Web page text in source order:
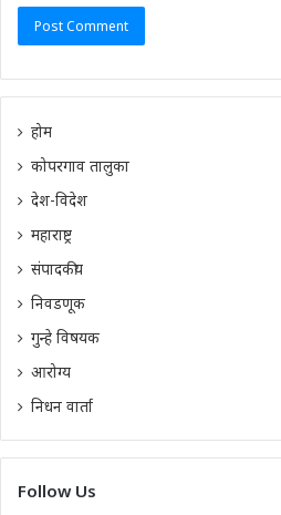
होम
कोपरगाव तालुका
देश-विदेश
महाराष्ट्र
संपादकीय
निवडणूक
गुन्हे विषयक
आरोग्य
निधन वार्ता
Follow Us